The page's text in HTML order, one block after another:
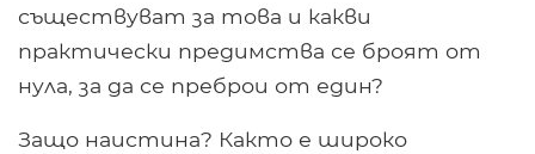
съществуват за това и какви
практически предимства се броят от
нула, за да се преброи от един?
Защо наистина? Както е широко